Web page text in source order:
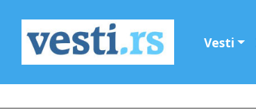
Vesti